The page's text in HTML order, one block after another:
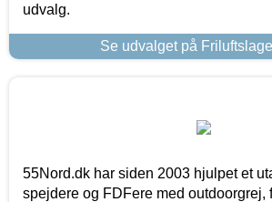
udvalg.
Se udvalget på
55Nord.dk har siden 2003 hjulpet et
spejdere og FDFere med outdoorgrej,